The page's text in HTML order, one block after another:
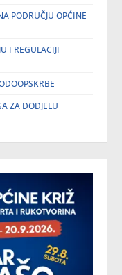
PODRUČJU OPĆINE
I REGULACIJI
ZA DODJELU